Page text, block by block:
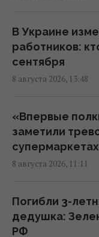
Украина
нероссийские
море, -
11:24 суббота, 08
В России
НПЗ после
10:55 суббота, 08
Воздушные
атаки РФ
09:26 суббота, 08
В Украине
работников:
сентября
8 августа 2026, 13:48
«Впервые
заметили
супермаркетах
8 августа 2026, 11:11
Погибли 3-
дедушка:
РФ